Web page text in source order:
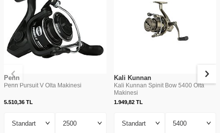
Penn
Penn Pursuit V Olta Makinesi
5.510,36 TL
Kali Kunnan
Kali Kunnan Spinit Bow 5400 Olta
Makinesi
1.949,82TL